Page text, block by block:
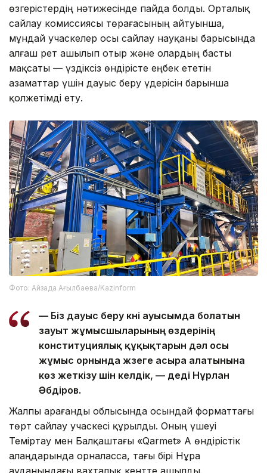
өзгерістердің нәтижесінде пайда болды. Орталық
сайлау комиссиясы төрағасының айтуынша,
мұндай учаскелер осы сайлау науқаны барысында
алғаш рет ашылып отыр және олардың басты
мақсаты — үздіксіз өндірісте еңбек ететін
азаматтар үшін дауыс беру үдерісін барынша
қолжетімді ету.
Фото: Айзада Ағылбаева/Kazinform
— Біз дауыс беру күні ауысымда болатын
зауыт жұмысшыларының өздерінің
конституциялық құқықтарын дәл осы
жұмыс орнында жүзеге асыра алатынына
көз жеткізу үшін келдік, — деді Нұрлан
Әбдіров.
Жалпы Қарағанды облысында осындай форматтағы
төрт сайлау учаскесі құрылды. Оның үшеуі
Теміртау мен Балқаштағы «Qarmet» АҚ өндірістік
алаңдарында орналасса, тағы бірі Нұра